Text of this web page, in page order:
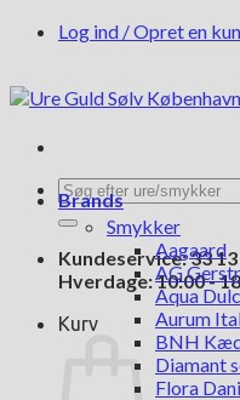
FortsætLog ind / Opret en
Søg
efter:
Kundeservice: 33 13
Hverdage: 10:00 -
Kurv
Brands
Smykker
Aagaard
AG
Aqua
Aurum
BNH
Diamant
Flora